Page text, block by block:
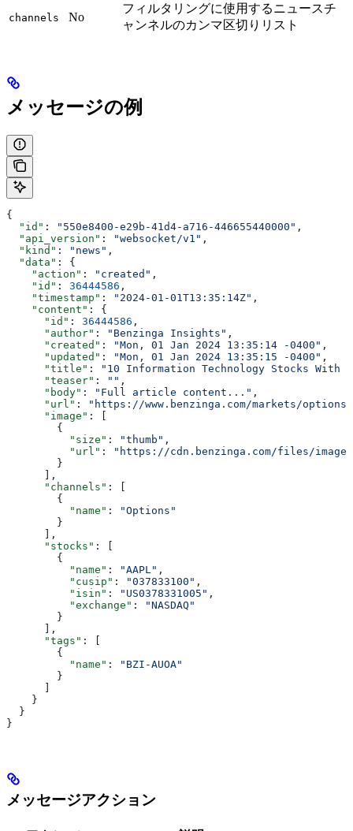
channels No
フィルタリングに使用するニュースチ
ャンネルのカンマ区切りリスト
メッセージの例
{
  "id"
: "550e8400-e29b-41d4-a716-446655440000" ,
  "api_version"
: "websocket/v1" ,
  "kind"
: "news" ,
  "data"
: {
    "action"
: "created" ,
    "id"
: 36444586 ,
    "timestamp"
: "2024-01-01T13:35:14Z" ,
    "content"
: {
      "id"
: 36444586 ,
      "author"
: "Benzinga Insights" ,
      "created"
: "Mon, 01 Jan 2024 13:35:14 -0400" ,
      "updated"
: "Mon, 01 Jan 2024 13:35:15 -0400" ,
      "title"
:
"10 Information Technology Stocks With
      "teaser"
: "" ,
      "body"
: "Full article content..." ,
      "url"
:
"https://www.benzinga.com/markets/
      "image"
: [
        {
          "size"
: "thumb" ,
          "url"
:
"https://cdn.benzinga.com/files/
        }
      ],
      "channels"
: [
        {
          "name"
:
"Options"
        }
      ],
      "stocks"
: [
        {
          "name"
: "AAPL" ,
          "cusip"
: "037833100" ,
          "isin"
: "US0378331005" ,
          "exchange"
:
"NASDAQ"
        }
      ],
      "tags"
: [
        {
          "name"
:
"BZI-AUOA"
        }
    }
  }
}
メッセージアクション